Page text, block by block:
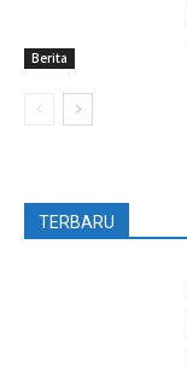
Berita
TERBARU